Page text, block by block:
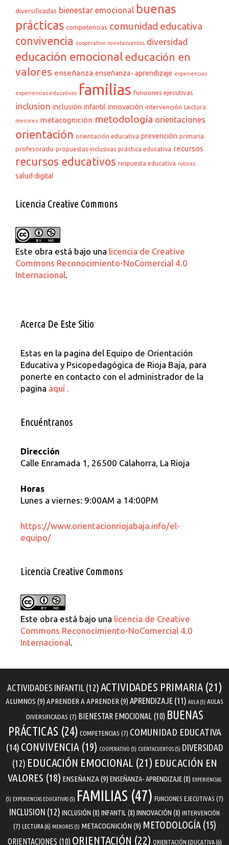
diversificadas bienestar emocional buenas
prácticas competencias comunidad educativa
convivencia cooperativo cuentacuentos diversidad
educación emocional educación en
valores enseñanza enseñanza- aprendizaje experiencias
experiencias educativas familias funciones ejecutivas
inclusion inclusión infantil innovación intervención Lectura
menores metacognición metodología orientaciones
orientación orientación educativa prevención primaria
profesorado propuestas inclusivas práctica educativa recursos
recursos educativos respuesta educativa rutinas
salud digital
Licencia Creative Commons
Este obra está bajo una licencia de Creative
Commons Reconocimiento-NoComercial 4.0
Internacional.
Acerca De Este Sitio
Estas en la pagina del Equipo de Orientación
Educativa y Psicopedagógica de Rioja Baja, para
ponerte en contacto con el administrador de la
pagina aquí .
Encuéntranos
Dirección
Calle Enramada 1, 26500 Calahorra, La Rioja
Horas
Lunes a viernes: 9:00AM a 14:00PM
https://www.orientacionriojabaja.info/el-
equipo/
Licencia Creative Commons
Este obra está bajo una licencia de Creative
Commons Reconocimiento-NoComercial 4.0
Internacional.
ACTIVIDADES INFANTIL(12) ACTIVIDADES PRIMARIA(21)
ALUMNOS (9) APRENDER A APRENDER(9) APRENDIZAJE (11) AULA (5) AULAS
DIVERSIFICADAS (7) BIENESTAR EMOCIONAL(10) BUENAS
PRÁCTICAS (24) COMPETENCIAS (7) COMUNIDAD EDUCATIVA
(14) CONVIVENCIA (19) COOPERATIVO (5) CUENTACUENTOS(5) DIVERSIDAD
(12) EDUCACIÓN EMOCIONAL (21) EDUCACIÓN EN
VALORES (18) ENSEÑANZA(9) ENSEÑANZA- APRENDIZAJE(8) EXPERIENCIAS
(5) EXPERIENCIAS EDUCATIVAS (5) FAMILIAS (47) FUNCIONES EJECUTIVAS (7)
INCLUSION (12) INCLUSIÓN (8) INFANTIL(8) INNOVACIÓN (8) INTERVENCIÓN
(7)
LECTURA(6) MENORES(5) METACOGNICIÓN (9) METODOLOGÍA(15)
ORIENTACIONES (10) ORIENTACIÓN (22) ORIENTACIÓN EDUCATIVA(6)